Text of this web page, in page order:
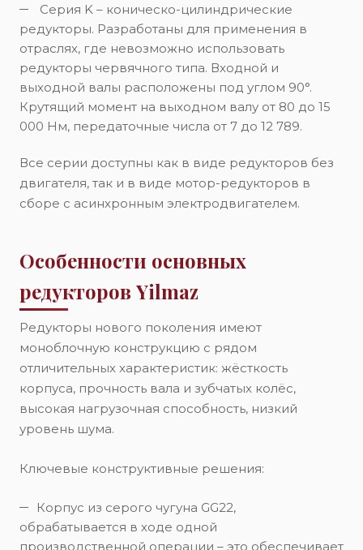
Серия K – коническо-цилиндрические
редукторы. Разработаны для применения в
отраслях, где невозможно использовать
редукторы червячного типа. Входной и
выходной валы расположены под углом 90°.
Крутящий момент на выходном валу от 80 до 15
000 Нм, передаточные числа от 7 до 12 789.
Все серии доступны как в виде редукторов без
двигателя, так и в виде мотор-редукторов в
сборе с асинхронным электродвигателем.
Особенности основных
редукторов Yilmaz
Редукторы нового поколения имеют
моноблочную конструкцию с рядом
отличительных характеристик: жёсткость
корпуса, прочность вала и зубчатых колёс,
высокая нагрузочная способность, низкий
уровень шума.
Ключевые конструктивные решения:
Корпус из серого чугуна GG22,
обрабатывается в ходе одной
производственной операции – это обеспечивает